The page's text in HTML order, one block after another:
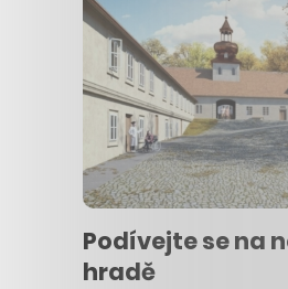
Podívejte se na
hradě